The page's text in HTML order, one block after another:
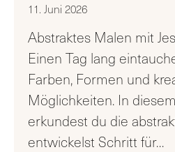
11. Juni 2026
Abstraktes Malen mit
Einen Tag lang
Farben, Formen und
Möglichkeiten. In
erkundest du die
entwickelst Schritt für…